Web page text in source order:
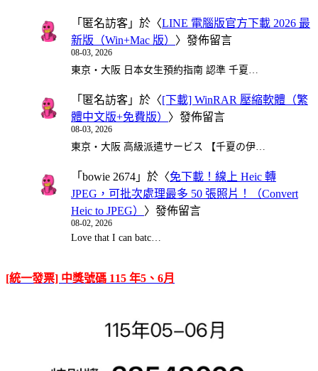
「 匿名訪客 」於〈LINE 電腦版官方下載 2026 最
新版（Win+Mac 版） 〉發佈留言
08-03, 2026
東京・大阪 日本女生預約指南 認準 千夏…
「 匿名訪客 」於〈[下載] WinRAR 壓縮軟體（繁
體中文版+免費版） 〉發佈留言
08-03, 2026
東京・大阪 高級派遣サービス 【千夏の伊…
「 bowie 2674 」於〈免下載！線上 Heic 轉
JPEG，可批次處理最多 50 張照片！（Convert
Heic to JPEG） 〉發佈留言
08-02, 2026
Love that I can batc…
[統一發票] 中獎號碼 115 年5、6月